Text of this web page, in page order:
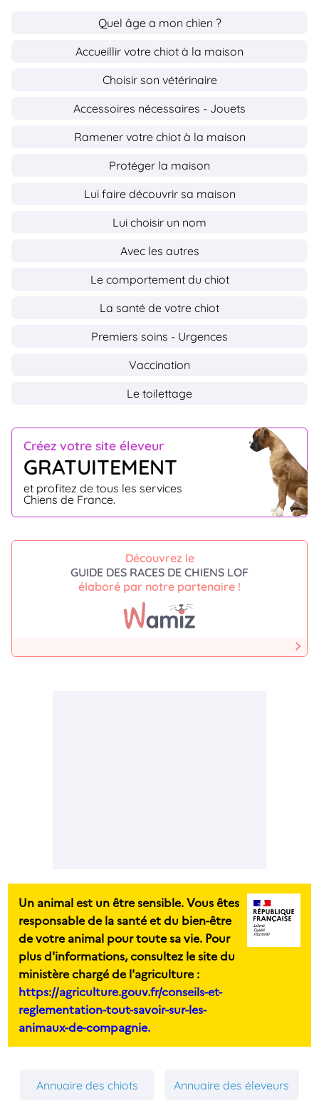
Créez votre site éleveur
GRATUITEMENT
et profitez de tous les services
Chiens de France.
Découvrez le
GUIDE DES RACES DE CHIENS LOF
élaboré par notre partenaire !
Quel âge a mon chien ?
Accueillir votre chiot à la maison
Choisir son vétérinaire
Accessoires nécessaires - Jouets
Ramener votre chiot à la maison
Protéger la maison
Lui faire découvrir sa maison
Lui choisir un nom
Avec les autres
Le comportement du chiot
La santé de votre chiot
Premiers soins - Urgences
Vaccination
Le toilettage
Un animal est un être sensible. Vous êtes
responsable de la santé et du bien-être
de votre animal pour toute sa vie. Pour
plus d'informations, consultez le site du
ministère chargé de l'agriculture :
https://agriculture.gouv.fr/conseils-et-
reglementation-tout-savoir-sur-les-
animaux-de-compagnie.
Annuaire des chiots Annuaire des éleveurs